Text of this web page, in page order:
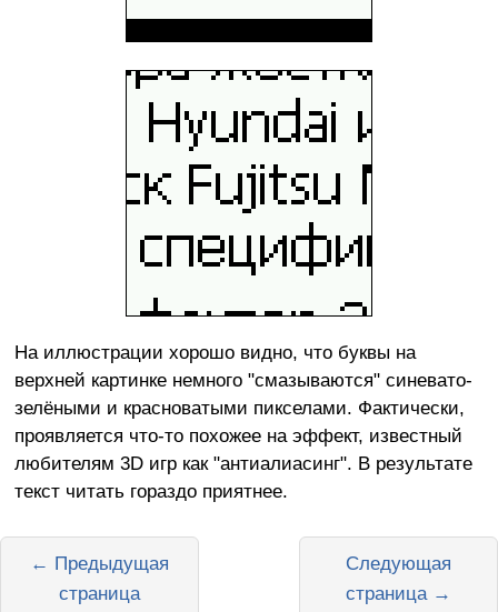
На иллюстрации хорошо видно, что буквы на
верхней картинке немного "смазываются" синевато-
зелёными и красноватыми пикселами. Фактически,
проявляется что-то похожее на эффект, известный
любителям 3D игр как "антиалиасинг". В результате
текст читать гораздо приятнее.
Следующая
страница →
← Предыдущая
страница